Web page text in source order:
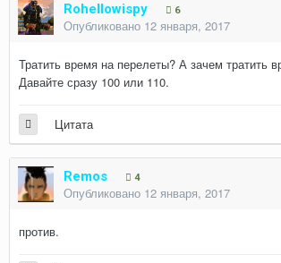
Rohellowispy 6
Опубликовано 12 января, 2017
Тратить время на перелеты? А зачем тратить
Давайте сразу 100 или 110.
Цитата
Remos 4
Опубликовано 12 января, 2017
против.